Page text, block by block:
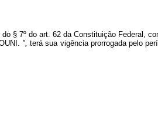
§ 7º do art. 62 da Constituição Federal,
",terá sua vigência prorrogada pelo